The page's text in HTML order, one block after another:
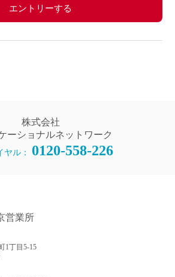
エントリーする
株式会社
ーショナルネットワーク
ヤル： 0120-558-226
営業所
1丁目5-15